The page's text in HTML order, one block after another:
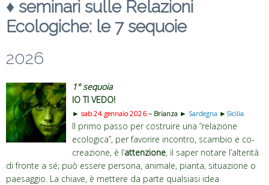
♦ seminari sulle Relazioni
Ecologiche: le 7 sequoie
2026
1° sequoia
IO TI VEDO!
► sab 24 gennaio 2026– Brianza ► Sardegna ► Sicilia
Il primo passo per costruire una “relazione
ecologica”, per favorire incontro, scambio e co-
creazione, è l’attenzione, il saper notare l’alterità
di fronte a sé; può essere persona, animale, pianta, situazione o
paesaggio. La chiave, è mettere da parte qualsiasi idea